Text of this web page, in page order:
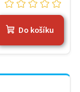
Do košíku